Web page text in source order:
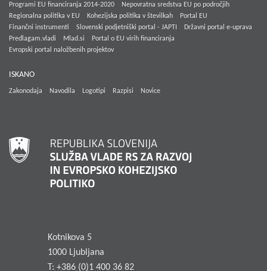
Programi EU financiranja 2014-2020
Nepovratna sredstva EU po področjih
Regionalna politika v EU
Kohezijska politika v številkah
Portal EU
Finančni instrumenti
Slovenski podjetniški portal - JAPTI
Državni portal e-uprava
Predlagam.vladi
Mlad.si
Portal o EU virih financiranja
Evropski portal naložbenih projektov
ISKANO
Zakonodaja Navodila Logotipi Razpisi Novice
Kotnikova 5
1000 Ljubljana
T: +386 (0)1 400 36 82